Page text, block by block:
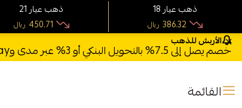
الأربش للذهب
خصم يصل إلى 7.5% بالتحويل البنكي أو 3% عبر مدى وSTC Pay + خصم بكود **X123** وشحن مجاني للطلبات فوق 1000 ريال
القائمة
21 ذهب عيار
ريال 450.71
18 ذهب عيار
ريال 386.32